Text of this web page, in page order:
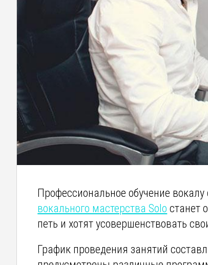
Профессиональное обучение
вокального мастерства Solo станет
петь и хотят усовершенствовать
График проведения занятий